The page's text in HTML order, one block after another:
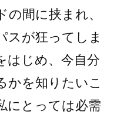
間に挟まれ、
スが狂ってしま
はじめ、今自分
かを知りたいこ
にとっては必需